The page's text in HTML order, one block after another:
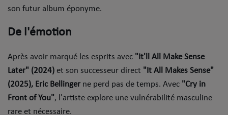
Dans ton Téléphone
Mic 2 Rue
Première Fois
URBAN CULTURE
Sport
son futur album éponyme.
De l'émotion
​Après avoir marqué les esprits avec "It'll All Make Sense
Later" (2024) et son successeur direct "It All Makes Sense"
(2025), Eric Bellingerne perd pas de temps. Avec "Cry in
Front of You", l'artiste explore une vulnérabilité masculine
rare et nécessaire.